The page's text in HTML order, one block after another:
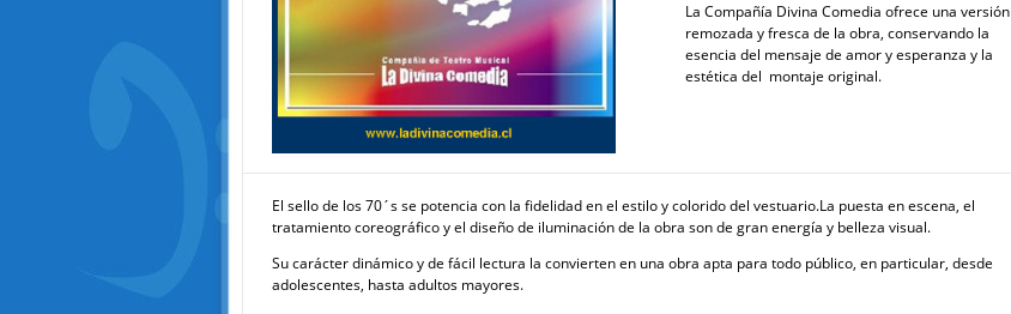
La Compañía Divina Comedia ofrece una versión
remozada y fresca de la obra, conservando la
esencia del mensaje de amor y esperanza y la
estética del montaje original.
El sello de los 70´s se potencia con la fidelidad en el estilo y colorido del vestuario.La puesta en escena, el
tratamiento coreográfico y el diseño de iluminación de la obra son de gran energía y belleza visual.
Su carácter dinámico y de fácil lectura la convierten en una obra apta para todo público, en particular, desde
adolescentes, hasta adultos mayores.